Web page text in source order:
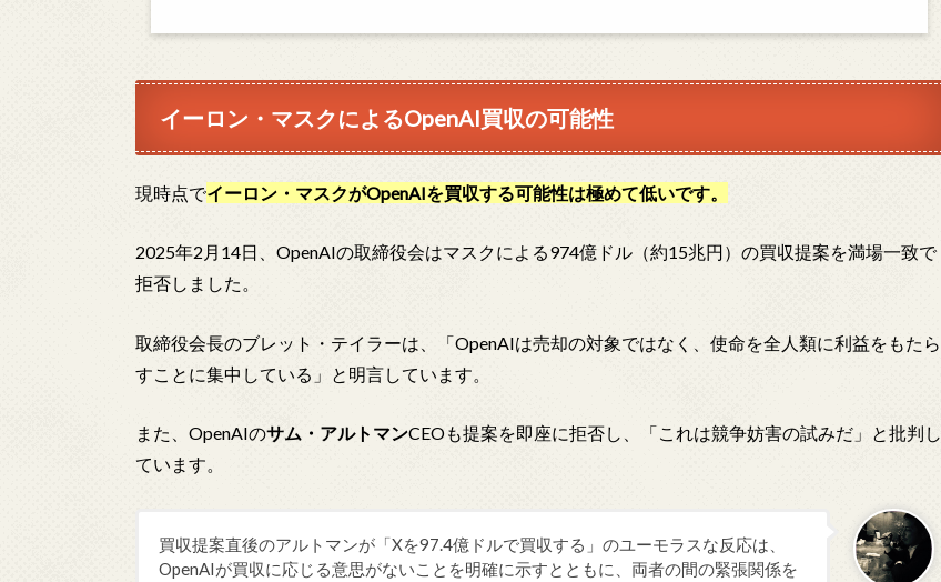
イーロン・マスクによるOpenAI買収の可能性
現時点でイーロン・マスクがOpenAIを買収する可能性は極めて低いです。
2025年2月14日、OpenAIの取締役会はマスクによる974億ドル（約15兆円）の買収提案を満場一致で
拒否しました。
取締役会長のブレット・テイラーは、「OpenAIは売却の対象ではなく、使命を全人類に利益をもたら
すことに集中している」と明言しています。
また、OpenAIのサム・アルトマンCEOも提案を即座に拒否し、「これは競争妨害の試みだ」と批判し
ています。
買収提案直後のアルトマンが「Xを97.4億ドルで買収する」のユーモラスな反応は、
OpenAIが買収に応じる意思がないことを明確に示すとともに、両者の間の緊張関係を